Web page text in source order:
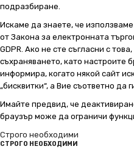
подразбиране.
Искаме да знаете, че
от Закона за електронната
GDPR. Ако не сте съгласни с
съхраняването, като настроите
информира, когато някой сайт
„бисквитки“, а Вие съответно да
Имайте предвид, че
браузър може да ограничи
Строго необходими
СТРОГО НЕОБХОДИМИ